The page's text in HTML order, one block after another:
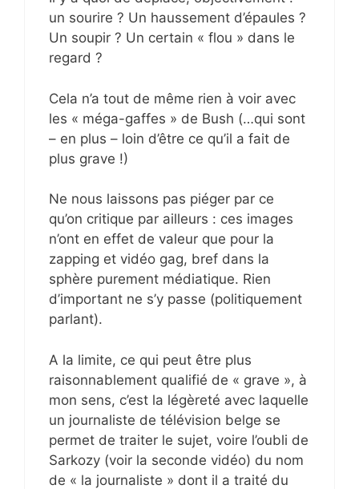
un sourire ? Un haussement d’épaules ?
Un soupir ? Un certain « flou » dans le
regard ?
Cela n’a tout de même rien à voir avec
les « méga-gaffes » de Bush (…qui sont
– en plus – loin d’être ce qu’il a fait de
plus grave !)
Ne nous laissons pas piéger par ce
qu’on critique par ailleurs : ces images
n’ont en effet de valeur que pour la
zapping et vidéo gag, bref dans la
sphère purement médiatique. Rien
d’important ne s’y passe (politiquement
parlant).
A la limite, ce qui peut être plus
raisonnablement qualifié de « grave », à
mon sens, c’est la légèreté avec laquelle
un journaliste de télévision belge se
permet de traiter le sujet, voire l’oubli de
Sarkozy (voir la seconde vidéo) du nom
de « la journaliste » dont il a traité du